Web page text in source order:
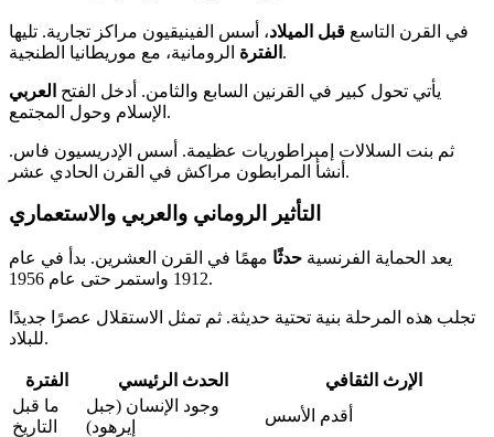
في القرن التاسع قبل الميلاد، أسس الفينيقيون مراكز تجارية. تليها
الفترة الرومانية، مع موريطانيا الطنجية.
يأتي تحول كبير في القرنين السابع والثامن. أدخل الفتح العربي
الإسلام وحول المجتمع.
ثم بنت السلالات إمبراطوريات عظيمة. أسس الإدريسيون فاس.
أنشأ المرابطون مراكش في القرن الحادي عشر.
التأثير الروماني والعربي والاستعماري
يعد الحماية الفرنسية حدثًا مهمًا في القرن العشرين. بدأ في عام
1912 واستمر حتى عام 1956.
تجلب هذه المرحلة بنية تحتية حديثة. ثم تمثل الاستقلال عصرًا جديدًا
للبلاد.
الفترة الحدث الرئيسي
الإرث الثقافي
ما قبل
التاريخ
وجود الإنسان (جبل
إيرهود)
أقدم الأسس